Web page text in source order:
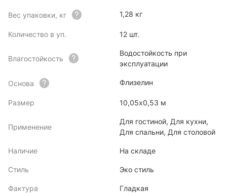
Вес упаковки, кг 1,28 кг
Количество в уп. 12 шт.
Влагостойкость
Водостойкость при
эксплуатации
Основа Флизелин
Размер 10,05х0,53 м
Применение
Для гостиной, Для кухни,
Для спальни, Для столовой
Наличие На складе
Стиль Эко стиль
Фактура Гладкая